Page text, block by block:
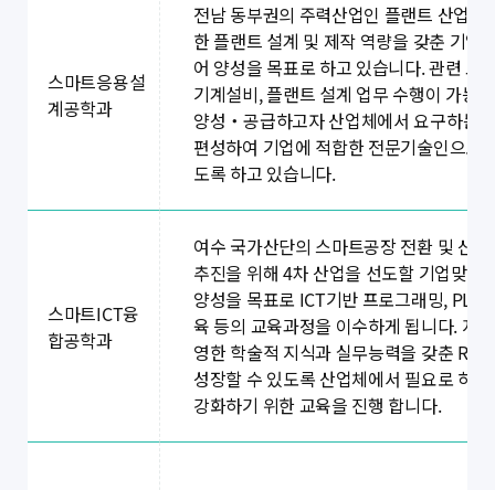
스마트응용설
계공학과
전남 동부권의 주력산업인 플랜트 산업의
한 플랜트 설계 및 제작 역량을 갖춘 기업
어 양성을 목표로 하고 있습니다. 관련 교
기계설비, 플랜트 설계 업무 수행이 가능
양성・공급하고자 산업체에서 요구하는
편성하여 기업에 적합한 전문기술인으로
도록 하고 있습니다.
스마트ICT융
합공학과
여수 국가산단의 스마트공장 전환 및 산
추진을 위해 4차 산업을 선도할 기업맞춤
양성을 목표로 ICT기반 프로그래밍, PLC
육 등의 교육과정을 이수하게 됩니다. 지
영한 학술적 지식과 실무능력을 갖춘
성장할 수 있도록 산업체에서 필요로 하
강화하기 위한 교육을 진행 합니다.